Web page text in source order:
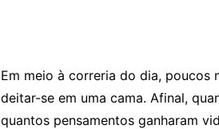
Em meio à correria do dia, poucos
deitar-se em uma cama. Afinal,
quantos pensamentos ganharam